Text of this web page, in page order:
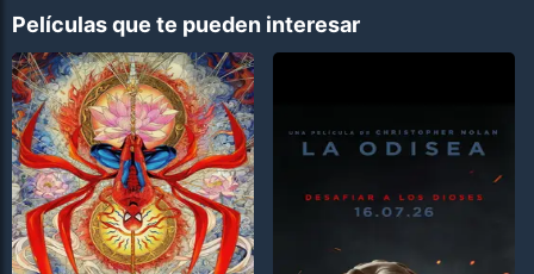
Películas que te pueden interesar